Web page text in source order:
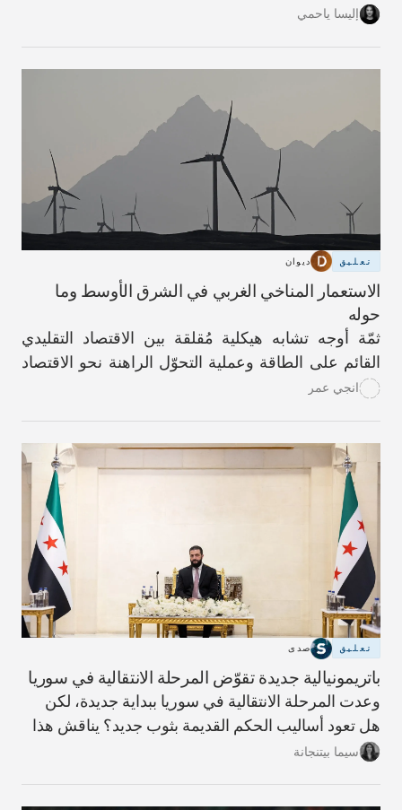
تؤدّي من خلالها عملية التكيّف، على المستويَين الفردي
إليسا ياحمي
تعليق ديوان
الاستعمار المناخي الغربي في الشرق الأوسط وما
حوله
ثمّة أوجه تشابه هيكلية مُقلقة بين الاقتصاد التقليدي
القائم على الطاقة وعملية التحوّل الراهنة نحو الاقتصاد
الأخضر.انجي عمر
تعليق صدى
باتريمونيالية جديدة تقوّض المرحلة الانتقالية في سوريا
وعدت المرحلة الانتقالية في سوريا ببداية جديدة، لكن
هل تعود أساليب الحكم القديمة بثوب جديد؟ يناقش هذا
المقال مؤشرات ذلك وما يلزم لبناء دولة أكثر شفافية
سيما بيتنجانة